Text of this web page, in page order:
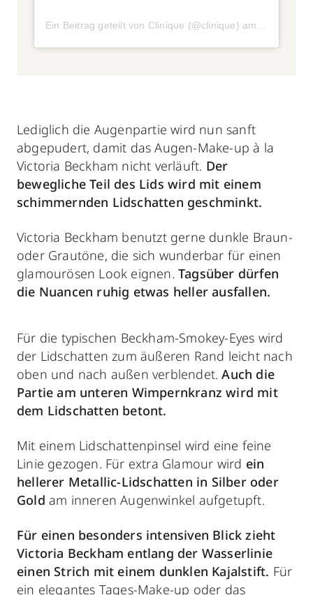
Ein Beitrag geteilt von Clinique (@clinique) am
Lediglich die Augenpartie wird nun sanft
abgepudert, damit das Augen-Make-up à la
Victoria Beckham nicht verläuft. Der
bewegliche Teil des Lids wird mit einem
schimmernden Lidschatten geschminkt.
Victoria Beckham benutzt gerne dunkle Braun-
oder Grautöne, die sich wunderbar für einen
glamourösen Look eignen. Tagsüber dürfen
die Nuancen ruhig etwas heller ausfallen.
Für die typischen Beckham-Smokey-Eyes wird
der Lidschatten zum äußeren Rand leicht nach
oben und nach außen verblendet.Auch die
Partie am unteren Wimpernkranz wird mit
dem Lidschatten betont.
Mit einem Lidschattenpinsel wird eine feine
Linie gezogen. Für extra Glamour wird ein
hellerer Metallic-Lidschatten in Silber oder
Gold am inneren Augenwinkel aufgetupft.
Für einen besonders intensiven Blick zieht
Victoria Beckham entlang der Wasserlinie
einen Strich mit einem dunklen Kajalstift. Für
ein elegantes Tages-Make-up oder das